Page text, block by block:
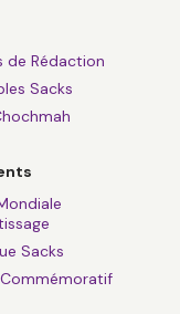
de Rédaction
Sacks
Sacks